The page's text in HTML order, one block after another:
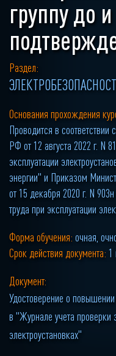
группу до
Раздел:
Основания прохождения
Проводится в
РФ от 12 августа 2022 г. N
эксплуатации
энергии" и Приказом
от 15 декабря 2020 г. N
труда при эксплуатации
Форма обучения: очная,
Срок действия документа: 1
Документ:
Удостоверение о
в "Журнале учета проверки
электроустановках"